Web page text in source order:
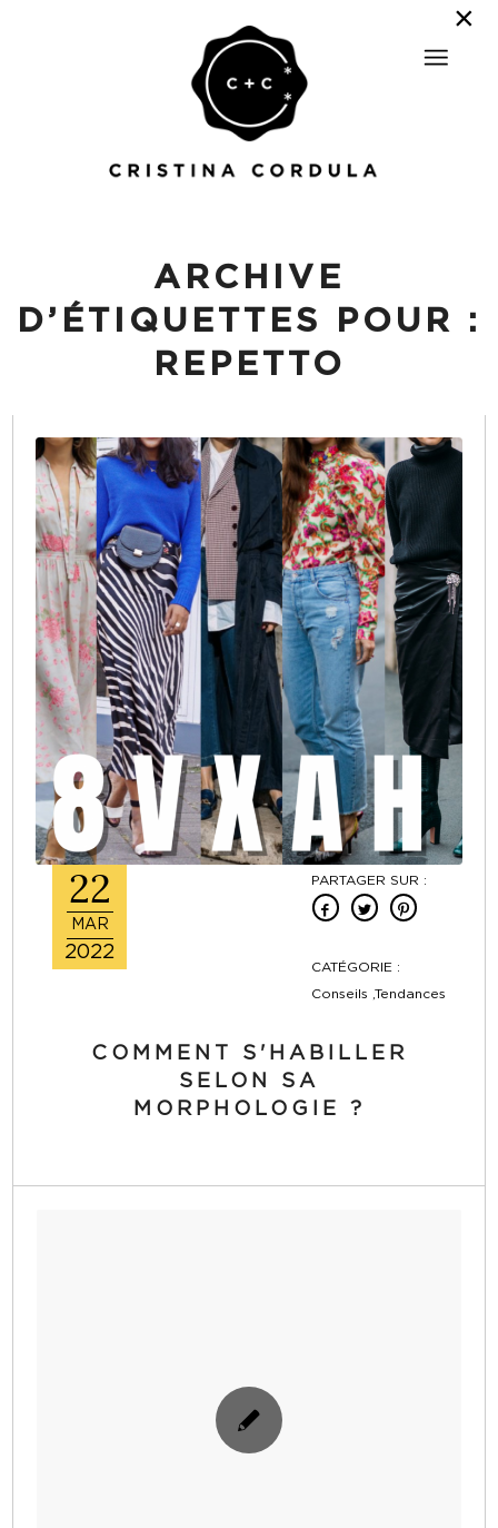
ARCHIVE
D’ÉTIQUETTES POUR :
REPETTO
22
MAR
2022
PARTAGER SUR :
CATÉGORIE :
Conseils ,Tendances
COMMENT S'HABILLER
SELON SA
MORPHOLOGIE ?